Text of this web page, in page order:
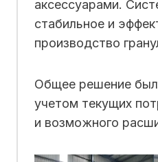
аксессуарами.
стабильное и
производство
Общее решение
учетом текущих
и возможного